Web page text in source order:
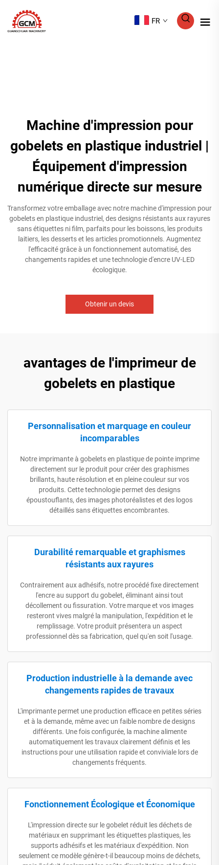
FR
Machine d'impression pour
gobelets en plastique industriel |
Équipement d'impression
numérique directe sur mesure
Transformez votre emballage avec notre machine d'impression pour
gobelets en plastique industriel, des designs résistants aux rayures
sans étiquettes ni film, parfaits pour les boissons, les produits
laitiers, les desserts et les articles promotionnels. Augmentez
l'efficacité grâce à un fonctionnement automatisé, des
changements rapides et une technologie d'encre UV-LED
écologique.
Obtenir un devis
avantages de l'imprimeur de
gobelets en plastique
Personnalisation et marquage en couleur
incomparables
Notre imprimante à gobelets en plastique de pointe imprime
directement sur le produit pour créer des graphismes
brillants, haute résolution et en pleine couleur sur vos
produits. Cette technologie permet des designs
époustouflants, des images photoréalistes et des logos
détaillés sans étiquettes encombrantes.
Durabilité remarquable et graphismes
résistants aux rayures
Contrairement aux adhésifs, notre procédé fixe directement
l'encre au support du gobelet, éliminant ainsi tout
décollement ou fissuration. Votre marque et vos images
resteront vives malgré la manipulation, l'expédition et le
remplissage. Votre produit présentera un aspect
professionnel dès sa fabrication, quel qu'en soit l'usage.
Production industrielle à la demande avec
changements rapides de travaux
L'imprimante permet une production efficace en petites séries
et à la demande, même avec un faible nombre de designs
différents. Une fois configurée, la machine alimente
automatiquement les travaux clairement définis et les
instructions pour une utilisation rapide et conviviale lors de
changements fréquents.
Fonctionnement Écologique et Économique
L'impression directe sur le gobelet réduit les déchets de
matériaux en supprimant les étiquettes plastiques, les
supports adhésifs et les matériaux d'expédition. Non
seulement ce modèle génère-t-il beaucoup moins de déchets,